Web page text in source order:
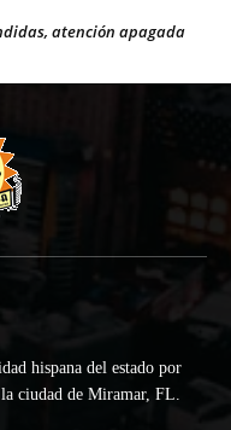
atención apagada
hispana del estado por
ciudad de Miramar, FL.